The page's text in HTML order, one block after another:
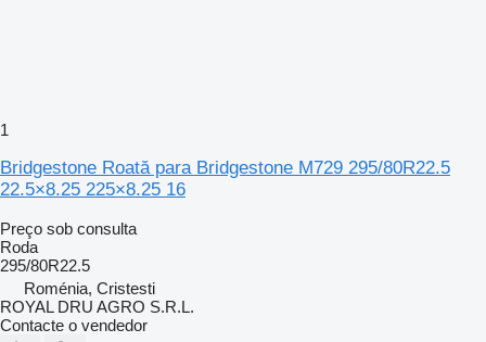
1
Bridgestone Roată para Bridgestone M729 295/80R22.5
22.5×8.25 225×8.25 16
Preço sob consulta
Roda
295/80R22.5
Roménia, Cristesti
ROYAL DRU AGRO S.R.L.
Contacte o vendedor